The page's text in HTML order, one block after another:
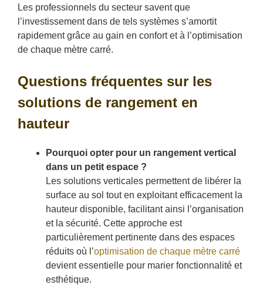
Les professionnels du secteur savent que
l’investissement dans de tels systèmes s’amortit
rapidement grâce au gain en confort et à l’optimisation
de chaque mètre carré.
Questions fréquentes sur les
solutions de rangement en
hauteur
Pourquoi opter pour un rangement vertical
dans un petit espace ?
Les solutions verticales permettent de libérer la
surface au sol tout en exploitant efficacement la
hauteur disponible, facilitant ainsi l’organisation
et la sécurité. Cette approche est
particulièrement pertinente dans des espaces
réduits où l’optimisation de chaque mètre carré
devient essentielle pour marier fonctionnalité et
esthétique.